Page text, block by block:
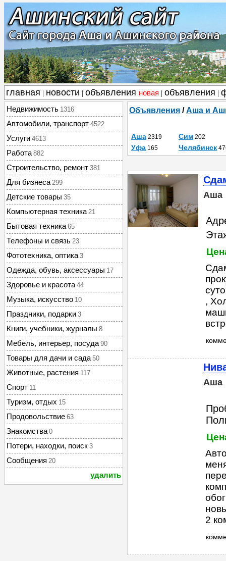
главная новости объявления новая объявления
Недвижимость 1316
Автомобили, транспорт 4522
Услуги 4613
Работа 882
Строительство, ремонт 381
Для бизнеса 299
Детские товары 35
Компьютерная техника 21
Бытовая техника 65
Телефоны и связь 23
Фототехника, оптика 3
Одежда, обувь, аксессуары 17
Здоровье и красота 44
Музыка, искусство 10
Праздники, подарки 3
Книги, учебники, журналы 8
Мебель, интерьер, посуда 90
Товары для дачи и сада 50
Животные, растения 117
Спорт 11
Туризм, отдых 15
Продовольствие 63
Знакомства 0
Потери, находки, поиск 3
Сообщения 20
удалить
Объявления /Аша и
Аша 2319 Сим 202
Уфа 165 Челябинск
Аша
,
Аша
2